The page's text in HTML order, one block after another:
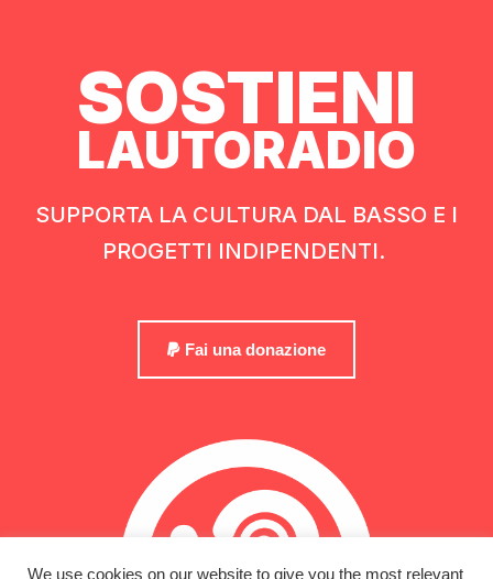
SOSTIENI
LAUTORADIO
SUPPORTA LA CULTURA DAL BASSO E I
PROGETTI INDIPENDENTI.
Fai una donazione
We use cookies on our website to give you the most relevant